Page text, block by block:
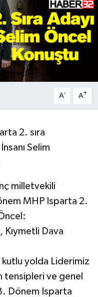
A- A+
2. sıra
Selim
milletvekili
MHP Isparta 2.
Kıymetli Dava
kutlu yolda Liderimiz
tensipleri ve genel
Dönem Isparta